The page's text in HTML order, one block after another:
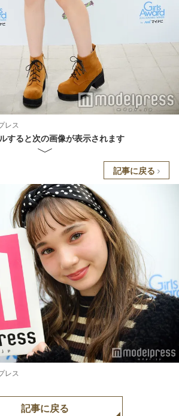
レス
すると次の画像が表示されます
記事に戻る
レス
記事に戻る